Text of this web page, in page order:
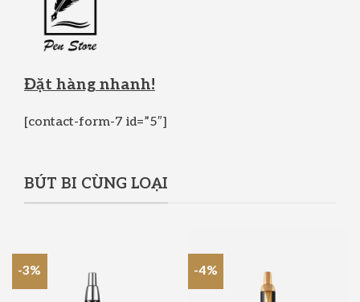
Đặt hàng nhanh!
[contact-form-7 id=”5″]
BÚT BI CÙNG LOẠI
-3% -4%